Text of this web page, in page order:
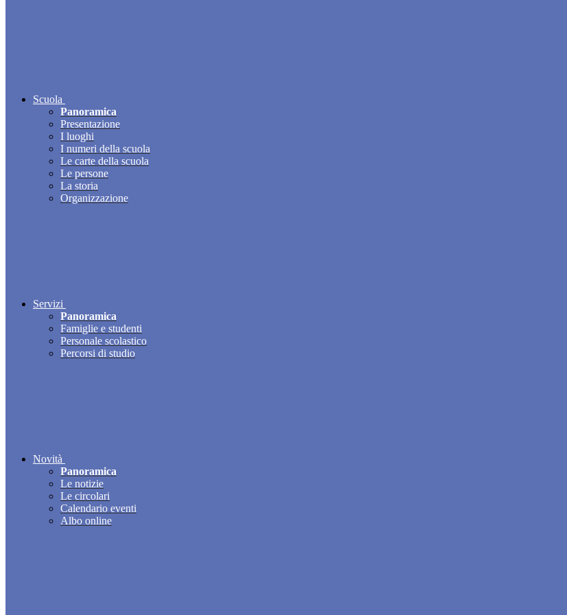
Scuola
Panoramica
Presentazione
I luoghi
I numeri della scuola
Le carte della scuola
Le persone
La storia
Organizzazione
Servizi
Panoramica
Famiglie e studenti
Personale scolastico
Percorsi di studio
Novità
Panoramica
Le notizie
Le circolari
Calendario eventi
Albo online